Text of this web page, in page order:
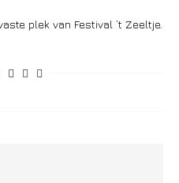
plek van Festival ’t Zeeltje.